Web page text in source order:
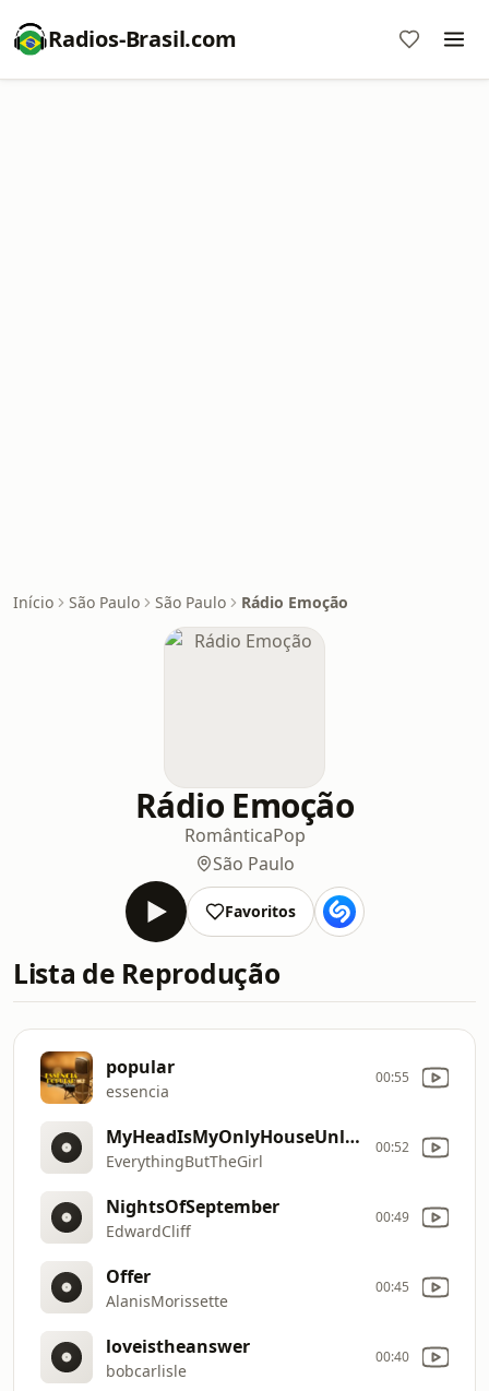
Radios-Brasil.com
Início São Paulo São Paulo Rádio Emoção
Rádio Emoção
RomânticaPop
São Paulo
Favoritos
Lista de Reprodução
popular
essencia
00:55
MyHeadIsMyOnlyHouseUnlessItRains
EverythingButTheGirl
00:52
NightsOfSeptember
EdwardCliff
00:49
Offer
AlanisMorissette
00:45
loveistheanswer
bobcarlisle
00:40